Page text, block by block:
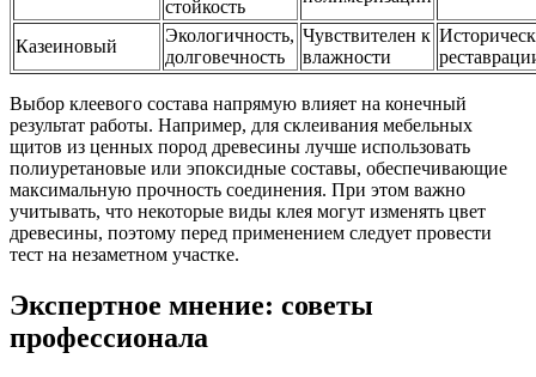
стойкость
Казеиновый
Экологичность,
долговечность
Чувствителен к
влажности
Выбор клеевого состава напрямую влияет на конечный
результат работы. Например, для склеивания мебельных
щитов из ценных пород древесины лучше использовать
полиуретановые или эпоксидные составы, обеспечивающие
максимальную прочность соединения. При этом важно
учитывать, что некоторые виды клея могут изменять цвет
древесины, поэтому перед применением следует провести
тест на незаметном участке.
Экспертное мнение: советы
профессионала